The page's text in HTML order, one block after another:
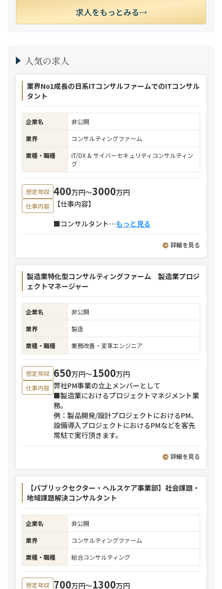
求人をもっとみる
人気の求人
業界No1成長の日系ITコンサルファームでのITコンサル
タント
企業名
非公開
業界
コンサルティングファーム
業種・職種
IT/DX & サイバーセキュリティコンサルティン
グ
想定年収 400万円〜3000万円
仕事内容
【仕事内容】
■コンサルタント⋯もっと見る
詳細を見る
製造業特化型コンサルティングファーム 製造業プロジ
ェクトマネージャー
企業名
非公開
業界
製造
業種・職種
業務改善・変革エンジニア
想定年収 650万円〜1500万円
仕事内容 弊社PM事業の立上メンバーとして
■製造業におけるプロジェクトマネジメント業
務。
例：製品開発/設計プロジェクトにおけるPM、
設備導入プロジェクトにおけるPMなどを客先
常駐で実行頂きます。
詳細を見る
【パブリックセクター・ヘルスケア事業部】社会課題・
地域課題解決コンサルタント
企業名
非公開
業界
コンサルティングファーム
業種・職種
総合コンサルティング
想定年収 700万円〜1300万円